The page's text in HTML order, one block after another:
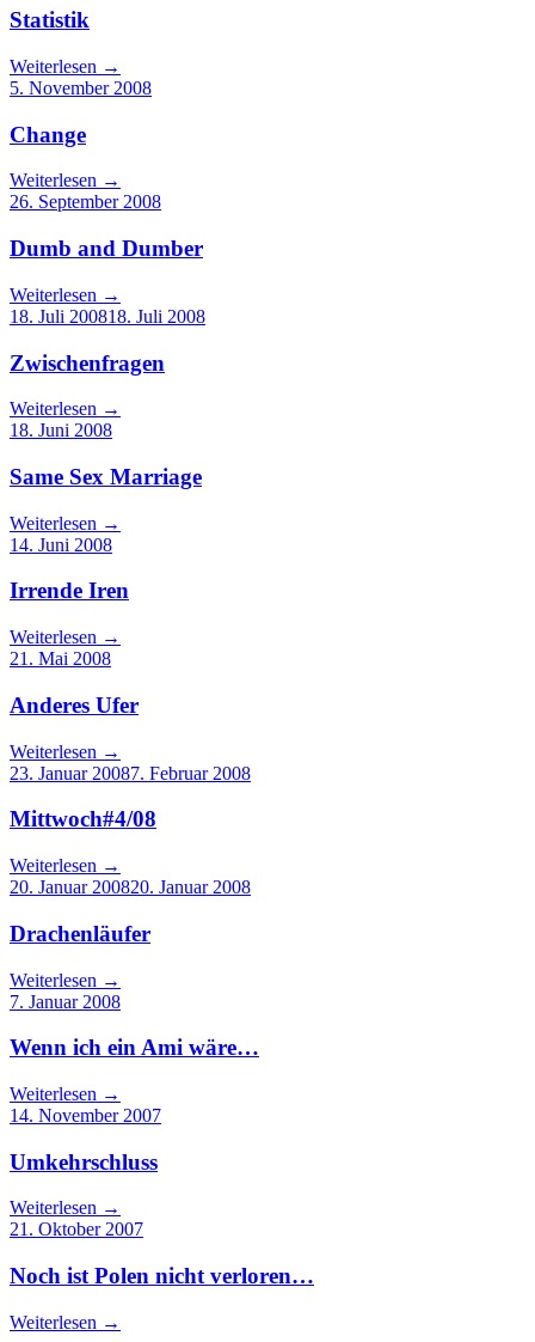
Statistik
Weiterlesen →
5. November 2008
Change
Weiterlesen →
26. September 2008
Dumb and Dumber
Weiterlesen →
18. Juli 200818. Juli 2008
Zwischenfragen
Weiterlesen →
18. Juni 2008
Same Sex Marriage
Weiterlesen →
14. Juni 2008
Irrende Iren
Weiterlesen →
21. Mai 2008
Anderes Ufer
Weiterlesen →
23. Januar 20087. Februar 2008
Mittwoch#4/08
Weiterlesen →
20. Januar 200820. Januar 2008
Drachenläufer
Weiterlesen →
7. Januar 2008
Wenn ich ein Ami wäre…
Weiterlesen →
14. November 2007
Umkehrschluss
Weiterlesen →
21. Oktober 2007
Noch ist Polen nicht verloren…
Weiterlesen →